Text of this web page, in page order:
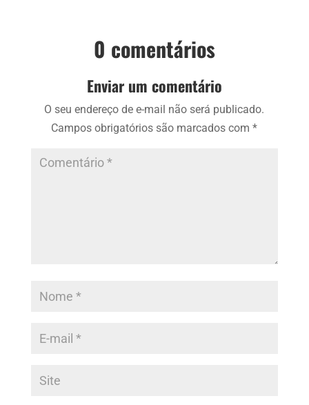
0 comentários
Enviar um comentário
O seu endereço de e-mail não será publicado.
Campos obrigatórios são marcados com*